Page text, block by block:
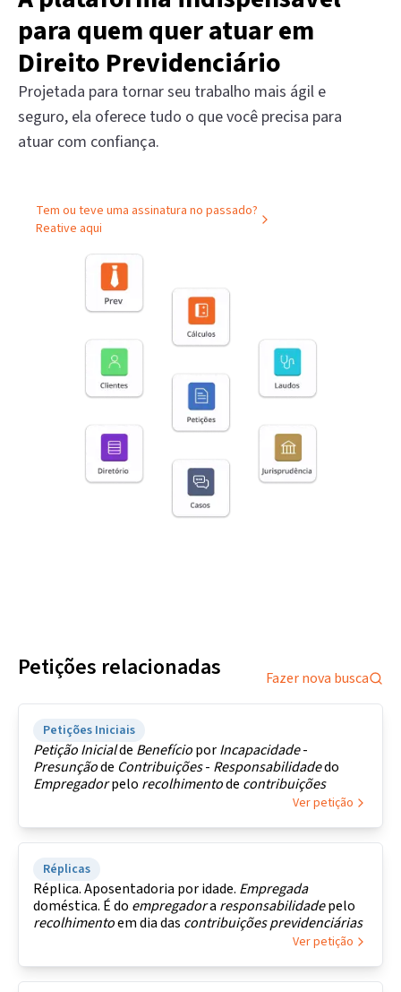
para quem quer atuar em
Direito Previdenciário
Projetada para tornar seu trabalho mais ágil e
seguro, ela oferece tudo o que você precisa para
atuar com confiança.
Tem ou teve uma assinatura no passado?
Reative aqui
Petições relacionadas Fazer nova busca
Petições Iniciais
PetiçãoInicialde BenefícioporIncapacidade-
Presunçãode Contribuições- Responsabilidadedo
Empregadorpelo recolhimentode contribuições
Ver petição
Réplicas
Réplica. Aposentadoria por idade. Empregada
doméstica. É do empregadora responsabilidadepelo
recolhimentoem dia das contribuiçõesprevidenciárias
Ver petição